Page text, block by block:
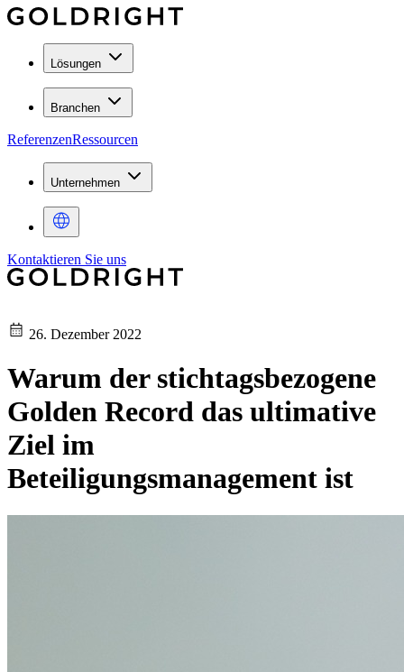
Lösungen
Branchen
ReferenzenRessourcen
Unternehmen
Kontaktieren Sie uns
26. Dezember 2022
Warum der stichtagsbezogene
Golden Record das ultimative
Ziel im
Beteiligungsmanagement ist